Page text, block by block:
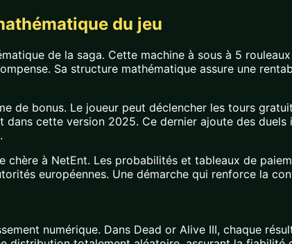
du jeu
de la saga. Cette machine à sous à 5
Sa structure mathématique assure une
de bonus. Le joueur peut déclencher les tours
cette version 2025. Ce dernier ajoute des duels
à NetEnt. Les probabilités et tableaux de
européennes. Une démarche qui renforce la
numérique. Dans Dead or Alive III, chaque